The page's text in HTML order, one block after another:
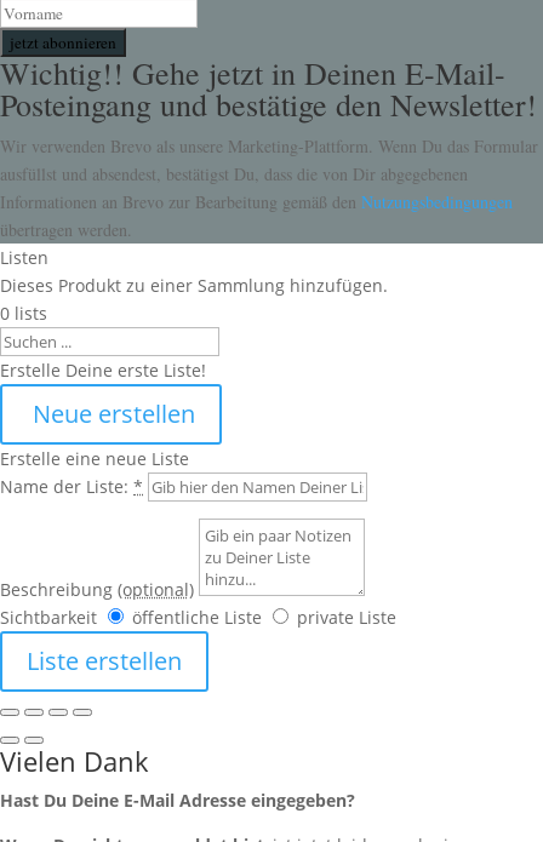
jetzt abonnieren
Wichtig!! Gehe jetzt in Deinen E-Mail-
Posteingang und bestätige den Newsletter!
Wir verwenden Brevo als unsere Marketing-Plattform. Wenn Du das Formular
ausfüllst und absendest, bestätigst Du, dass die von Dir abgegebenen
Informationen an Brevo zur Bearbeitung gemäß den Nutzungsbedingungen
übertragen werden.
Listen
Dieses Produkt zu einer Sammlung hinzufügen.
0 lists
Search
Erstelle Deine erste Liste!
Neue erstellen
Erstelle eine neue Liste
Name der Liste: *
Beschreibung (optional)
Sichtbarkeit
öffentliche Liste private Liste
Liste erstellen
Vielen Dank
Hast Du Deine E-Mail Adresse eingegeben?